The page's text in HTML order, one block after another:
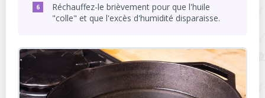
Réchauffez-le brièvement pour que l'huile
"colle" et que l'excès d'humidité disparaisse.